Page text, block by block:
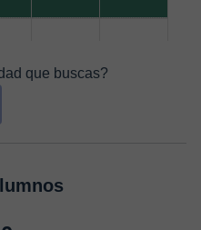
que buscas?